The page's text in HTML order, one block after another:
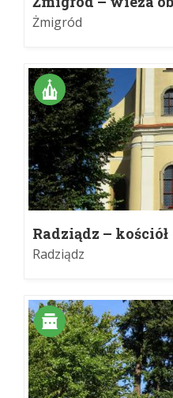
Żmigród
Radziądz – kościół
Radziądz